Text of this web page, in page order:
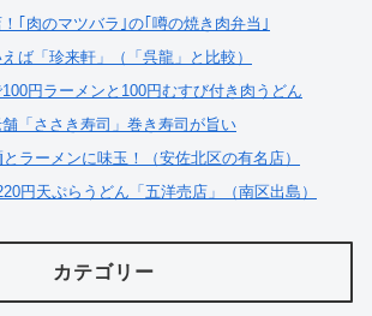
｢肉のマツバラ｣の｢噂の焼き肉弁当｣
えば「珍来軒」（「呉龍」と比較）
100円ラーメンと100円むすび付き肉うどん
「ささき寿司」巻き寿司が旨い
ラーメンに味玉！（安佐北区の有名店）
円天ぷらうどん「五洋売店」（南区出島）
カテゴリー